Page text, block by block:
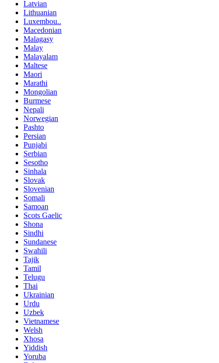
Latvian
Lithuanian
Luxembou..
Macedonian
Malagasy
Malay
Malayalam
Maltese
Maori
Marathi
Mongolian
Burmese
Nepali
Norwegian
Pashto
Persian
Punjabi
Serbian
Sesotho
Sinhala
Slovak
Slovenian
Somali
Samoan
Scots Gaelic
Shona
Sindhi
Sundanese
Swahili
Tajik
Tamil
Telugu
Thai
Ukrainian
Urdu
Uzbek
Vietnamese
Welsh
Xhosa
Yiddish
Yoruba